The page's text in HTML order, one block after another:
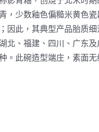
，少数釉色偏糙米黄色
因此，其典型产品胎质
北、福建、四川、广东
。此碗造型端庄，素面